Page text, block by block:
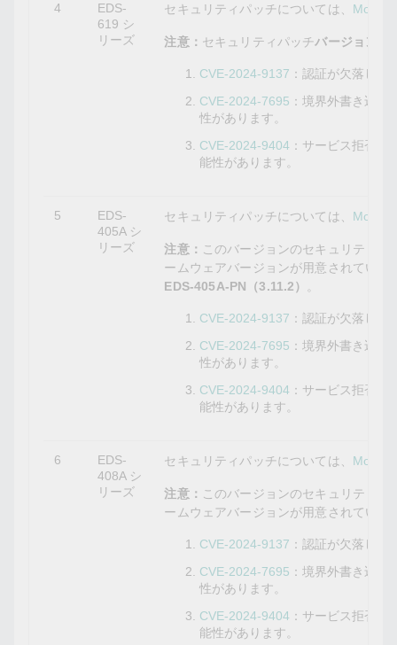
4
EDS-
619 シ
リーズ
セキュリティパッチについては、 Moxa
注意： セキュリティパッチバージョン
CVE-2024-9137 ：認証が欠落し
CVE-2024-7695 ：境界外書き込
性があります。
CVE-2024-9404 ：サービス拒否
能性があります。
5
EDS-
405A シ
リーズ
セキュリティパッチについては、 Moxa
注意： このバージョンのセキュリティ
ームウェアバージョンが用意されていま
EDS-405A-PN（3.11.2）
CVE-2024-9137 ：認証が欠落し
CVE-2024-7695 ：境界外書き込
性があります。
CVE-2024-9404 ：サービス拒否
能性があります。
6
EDS-
408A シ
リーズ
セキュリティパッチについては、 Moxa
注意： このバージョンのセキュリティ
ームウェアバージョンが用意されていま
CVE-2024-9137 ：認証が欠落し
CVE-2024-7695 ：境界外書き込
性があります。
CVE-2024-9404 ：サービス拒否
能性があります。